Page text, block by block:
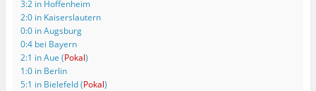
3:2 in Hoffenheim
2:0 in Kaiserslautern
0:0 in Augsburg
0:4 bei Bayern
2:1 in Aue (Pokal)
1:0 in Berlin
5:1 in Bielefeld (Pokal)